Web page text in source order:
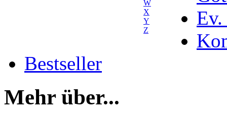
W
X
Y
Z
Ev.
Bestseller
Mehr über...